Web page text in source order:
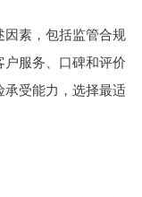
素，包括监管合规
服务、口碑和评价
受能力，选择最适